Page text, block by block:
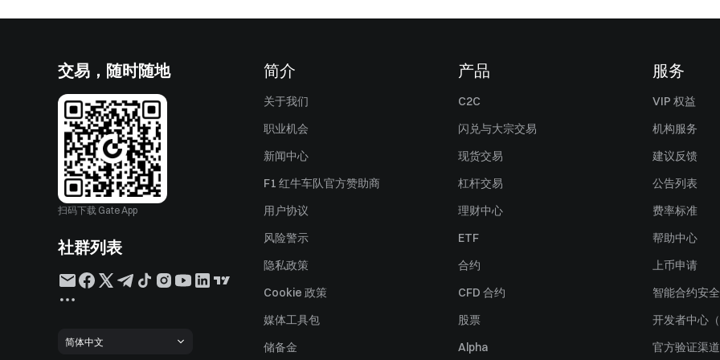
交易，随时随地
扫码下载 Gate App
社群列表
简体中文
简介
关于我们
职业机会
新闻中心
F1 红牛车队官方赞助商
用户协议
风险警示
隐私政策
Cookie 政策
媒体工具包
储备金
产品
C2C
闪兑与大宗交易
现货交易
杠杆交易
理财中心
ETF
合约
CFD 合约
股票
Alpha
服务
VIP 权益
机构服务
建议反馈
公告列表
费率标准
帮助中心
上币申请
智能合约安全
开发者中心
官方验证渠道